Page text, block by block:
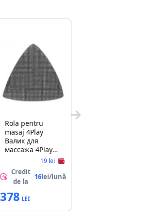
Rola pentru
masaj 4Play
Валик для
массажа 4Play
AT9 45x14cm
Pink Blue
19 lei
Credit
de la
16lei/lună
378